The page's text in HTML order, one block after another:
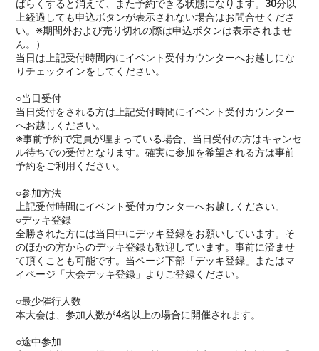
ばらくすると消えて、また予約できる状態になります。30分以
上経過しても申込ボタンが表示されない場合はお問合せくださ
い。※期間外および売り切れの際は申込ボタンは表示されませ
ん。）
当日は上記受付時間内にイベント受付カウンターへお越しにな
りチェックインをしてください。
○当日受付
当日受付をされる方は上記受付時間にイベント受付カウンター
へお越しください。
※事前予約で定員が埋まっている場合、当日受付の方はキャンセ
ル待ちでの受付となります。確実に参加を希望される方は事前
予約をご利用ください。
○参加方法
上記受付時間にイベント受付カウンターへお越しください。
○デッキ登録
全勝された方には当日中にデッキ登録をお願いしています。そ
のほかの方からのデッキ登録も歓迎しています。事前に済ませ
て頂くことも可能です。当ページ下部「デッキ登録」またはマ
イページ「大会デッキ登録」よりご登録ください。
○最少催行人数
本大会は、参加人数が4名以上の場合に開催されます。
○途中参加